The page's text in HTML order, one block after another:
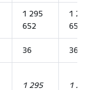
1 295
652
1
652
36 36
1 295
1